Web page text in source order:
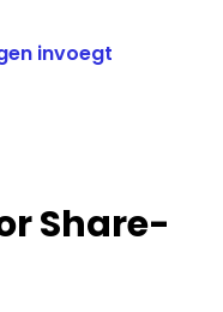
invoegt
Share-